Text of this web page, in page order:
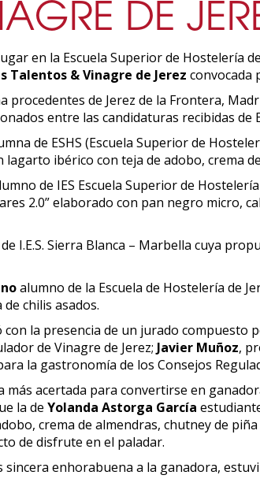
DE
en la Escuela Superior de Hostelería
Talentos & Vinagre de Jerez convocada
procedentes de Jerez de la Frontera,
entre las candidaturas recibidas
de ESHS (Escuela Superior de
ibérico con teja de adobo, crema
de IES Escuela Superior de
2.0” elaborado con pan negro micro,
I.E.S. Sierra Blanca – Marbella cuya
alumno de la Escuela de Hostelería de
chilis asados.
con la presencia de un jurado
de Vinagre de Jerez; Javier Muñoz,
la gastronomía de los Consejos
más acertada para convertirse en
la de Yolanda Astorga García
crema de almendras, chutney de
de disfrute en el paladar.
enhorabuena a la ganadora,